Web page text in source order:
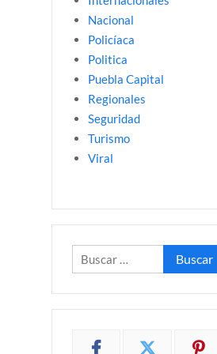
Nacional
Policíaca
Politica
Puebla Capital
Regionales
Seguridad
Turismo
Viral
Buscar: